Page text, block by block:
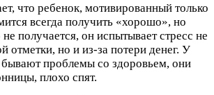
что ребенок, мотивированный только
всегда получить «хорошо», но
получается, он испытывает стресс не
отметки, но и из-за потери денег. У
бывают проблемы со здоровьем, они
плохо спят.